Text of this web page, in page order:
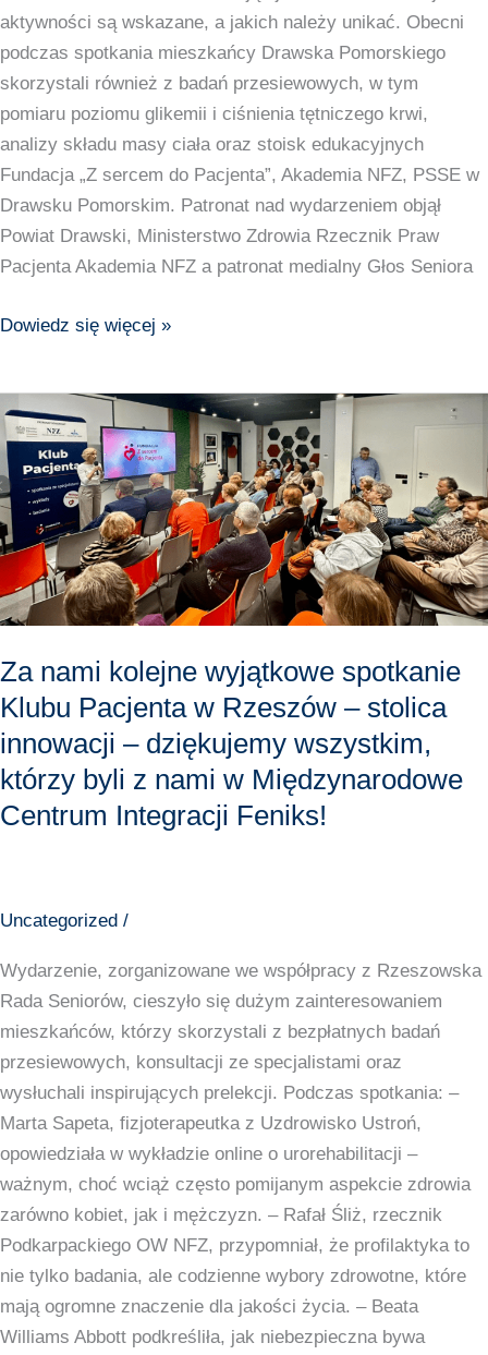
aktywności są wskazane, a jakich należy unikać. Obecni
podczas spotkania mieszkańcy Drawska Pomorskiego
skorzystali również z badań przesiewowych, w tym
pomiaru poziomu glikemii i ciśnienia tętniczego krwi,
analizy składu masy ciała oraz stoisk edukacyjnych
Fundacja „Z sercem do Pacjenta”, Akademia NFZ, PSSE w
Drawsku Pomorskim. Patronat nad wydarzeniem objął
Powiat Drawski, Ministerstwo Zdrowia Rzecznik Praw
Pacjenta Akademia NFZ a patronat medialny Głos Seniora
ktore
poprawiają
sprawność
w
każdym
wieku
Dowiedz się więcej »
Za nami kolejne wyjątkowe spotkanie
Klubu Pacjenta w Rzeszów – stolica
innowacji – dziękujemy wszystkim,
którzy byli z nami w Międzynarodowe
Centrum Integracji Feniks!
Uncategorized /
Wydarzenie, zorganizowane we współpracy z Rzeszowska
Rada Seniorów, cieszyło się dużym zainteresowaniem
mieszkańców, którzy skorzystali z bezpłatnych badań
przesiewowych, konsultacji ze specjalistami oraz
wysłuchali inspirujących prelekcji. Podczas spotkania: –
Marta Sapeta, fizjoterapeutka z Uzdrowisko Ustroń,
opowiedziała w wykładzie online o urorehabilitacji –
ważnym, choć wciąż często pomijanym aspekcie zdrowia
zarówno kobiet, jak i mężczyzn. – Rafał Śliż, rzecznik
Podkarpackiego OW NFZ, przypomniał, że profilaktyka to
nie tylko badania, ale codzienne wybory zdrowotne, które
mają ogromne znaczenie dla jakości życia. – Beata
Williams Abbott podkreśliła, jak niebezpieczna bywa
Za
nami
kolejne
wyjątkowe
spotkanie
Klubu
Pacjenta
w
–
stolica
innowacji
–
dziękujemy
z
Integracji
Feniks!